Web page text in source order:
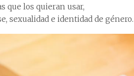
que los quieran usar,
sexualidad e identidad de género.